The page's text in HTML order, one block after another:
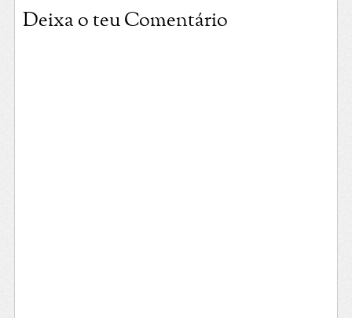
Deixa o teu Comentário